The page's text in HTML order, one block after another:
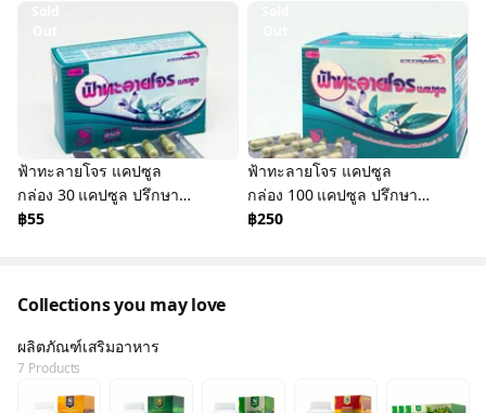
ฟ้าทะลายโจร แคปซูล
กล่อง 30 แคปซูล ปรึกษา
เภสัชกร
฿55
ฟ้าทะลายโจร แคปซูล
กล่อง 100 แคปซูล ปรึกษา
เภสัชกร
฿250
Collections you may love
ผลิตภัณฑ์เสริมอาหาร
7 Products